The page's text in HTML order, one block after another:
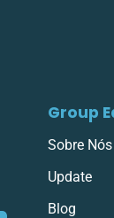
Group
Sobre Nós
Update
Blog